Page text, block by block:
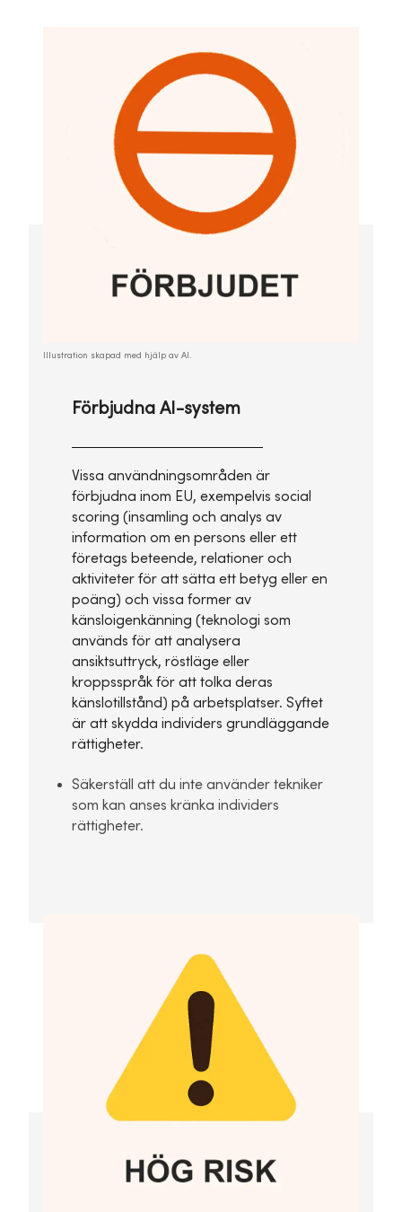
Förbjudna AI-system
Vissa användningsområden är
förbjudna inom EU, exempelvis social
scoring (insamling och analys av
information om en persons eller ett
företags beteende, relationer och
aktiviteter för att sätta ett betyg eller en
poäng) och vissa former av
känsloigenkänning (teknologi som
används för att analysera
ansiktsuttryck, röstläge eller
kroppsspråk för att tolka deras
känslotillstånd) på arbetsplatser. Syftet
är att skydda individers grundläggande
rättigheter.
Säkerställ att du inte använder tekniker
som kan anses kränka individers
rättigheter.
Illustration skapad med hjälp av AI.